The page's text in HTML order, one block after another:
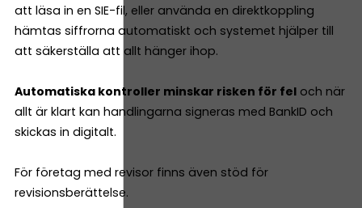
att läsa in en SIE-fil, eller använda en direktkoppling
hämtas siffrorna automatiskt och systemet hjälper till
att säkerställa att allt hänger ihop.
Automatiska kontroller minskar risken för fel och när
allt är klart kan handlingarna signeras med BankID och
skickas in digitalt.
För företag med revisor finns även stöd för
revisionsberättelse.